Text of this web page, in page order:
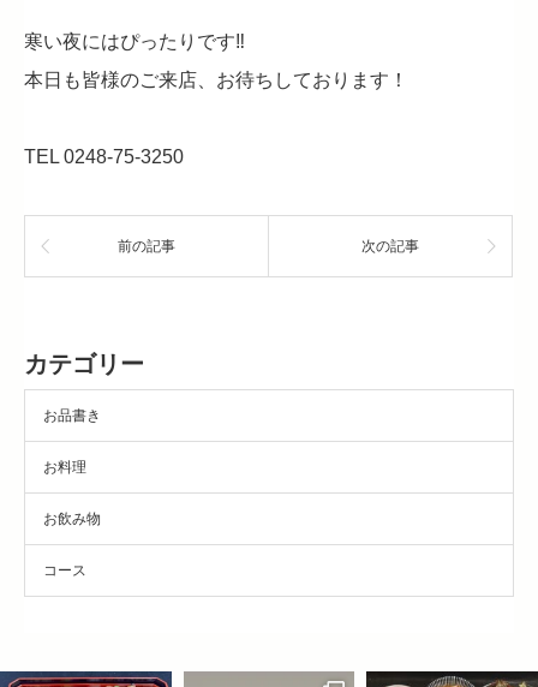
寒い夜にはぴったりです‼
本日も皆様のご来店、お待ちしております！
TEL 0248-75-3250
前の記事 次の記事
カテゴリー
お品書き
お料理
お飲み物
コース